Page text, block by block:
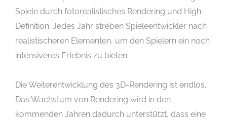
Spiele durch fotorealistisches Rendering und High-
Definition. Jedes Jahr streben Spieleentwickler nach
realistischeren Elementen, um den Spielern ein noch
intensiveres Erlebnis zu bieten.
Die Weiterentwicklung des 3D-Rendering ist endlos.
Das Wachstum von Rendering wird in den
kommenden Jahren dadurch unterstützt, dass eine